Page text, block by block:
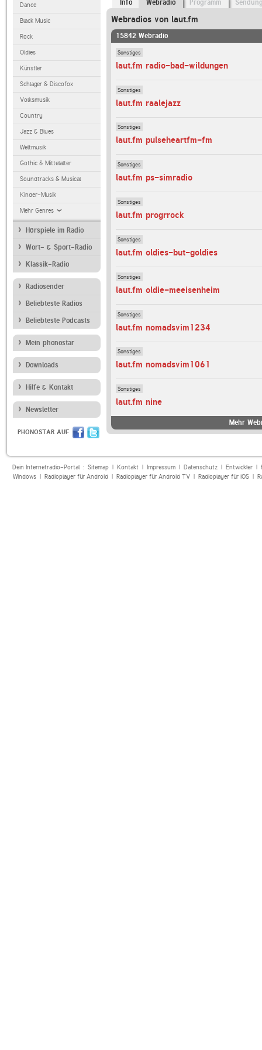
Dance
Black Music
Rock
Oldies
Künstler
Schlager & Discofox
Volksmusik
Country
Jazz & Blues
Weltmusik
Gothic & Mittelalter
Soundtracks & Musical
Kinder-Musik
Mehr Genres
Hörspiele im Radio
Wort- & Sport-Radio
Klassik-Radio
Radiosender
Beliebteste Radios
Beliebteste Podcasts
Mein phonostar
Downloads
Hilfe & Kontakt
Newsletter
PHONOSTAR AUF
Info Webradio Programm
Webradios von laut.fm
15842 Webradio
Sonstiges
laut.fm radio-bad-wildungen
Sonstiges
laut.fm raalejazz
Sonstiges
laut.fm pulseheartfm-fm
Sonstiges
laut.fm ps-simradio
Sonstiges
laut.fm progrrock
Sonstiges
laut.fm oldies-but-goldies
Sonstiges
laut.fm oldie-meeisenheim
Sonstiges
laut.fm nomadsvim1234
Sonstiges
laut.fm nomadsvim1061
Sonstiges
laut.fm nine
Mehr
Dein Internetradio-Portal : Sitemap| Kontakt| Impressum| Datenschutz| Entwickler|
Windows| Radioplayer für Android| Radioplayer für Android TV| Radioplayer für iOS|